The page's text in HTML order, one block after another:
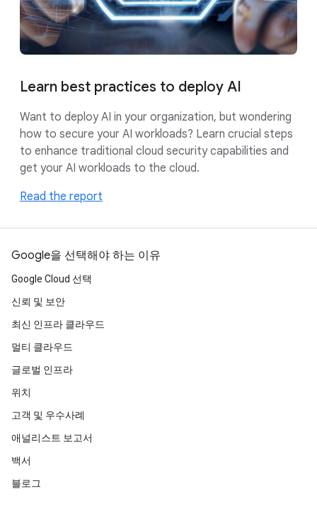
Learn best practices to deploy AI
Want to deploy AI in your organization, but wondering
how to secure your AI workloads? Learn crucial steps
to enhance traditional cloud security capabilities and
get your AI workloads to the cloud.
Read the report
Google을 선택해야 하는 이유
Google Cloud 선택
신뢰 및 보안
최신 인프라 클라우드
멀티 클라우드
글로벌 인프라
위치
고객 및 우수사례
애널리스트 보고서
백서
블로그